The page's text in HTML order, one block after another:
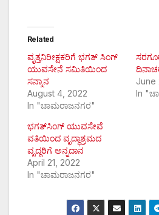
Related
ವೃತ್ತನಿರೀಕ್ಷಕರಿಗೆ ಭಗತ್ ಸಿಂಗ್
ಯುವಸೇನೆ ಸಮಿತಿಯಿಂದ
ಸನ್ಮಾನ
August 4, 2022
In "ಚಾಮರಾಜನಗರ"
June
In
ಭಗತ್‌ಸಿಂಗ್ ಯುವಸೇವೆ
ವತಿಯಿಂದ ವೃದ್ಧಾಶ್ರಮದ
ವೃದ್ಧರಿಗೆ ಅನ್ನದಾನ
April 21, 2022
In "ಚಾಮರಾಜನಗರ"